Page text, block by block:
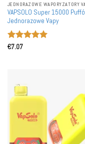
JEDNORAZOWE WAPORYZATORY
VAPSOLO Super 15000
Jednorazowe Vapy
Oceniono
€7.07